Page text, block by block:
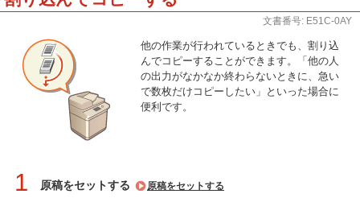
文書番号: E51C-0AY
他の作業が行われているときでも、割り込
んでコピーすることができます。「他の人
の出力がなかなか終わらないときに、急い
で数枚だけコピーしたい」といった場合に
便利です。
1 原稿をセットする 原稿をセットする